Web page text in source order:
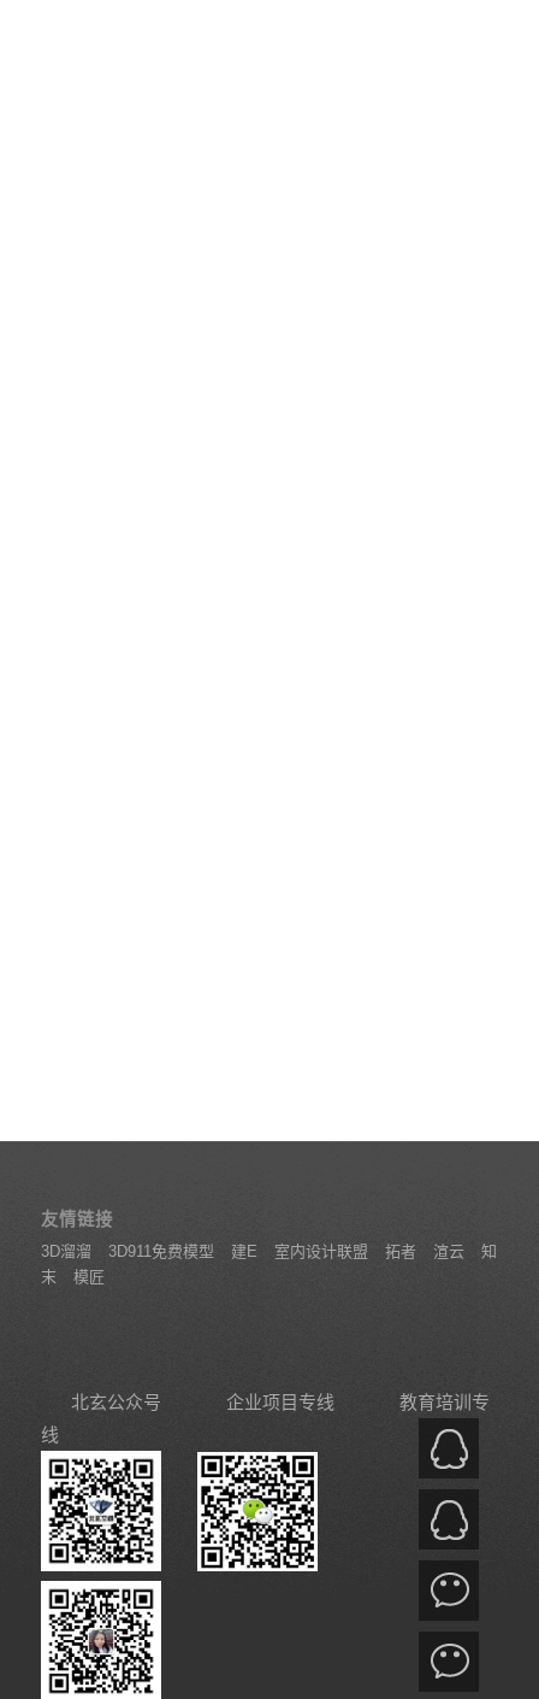
友情链接
3D溜溜 3D911免费模型 建E 室内设计联盟 拓者 渲云
知
末
模匠
北玄公众号 企业项目专线
教育培训专
线